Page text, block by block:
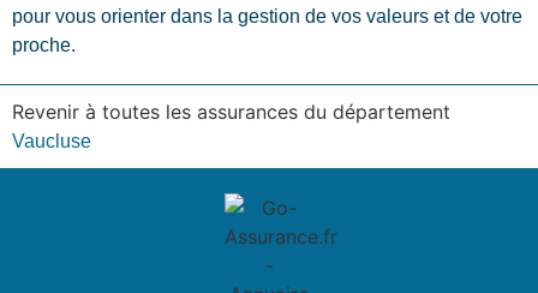
pour vous orienter dans la gestion de vos valeurs et de votre
proche.
Revenir à toutes les assurances du département
Vaucluse